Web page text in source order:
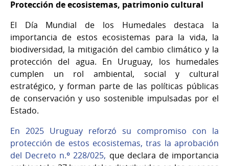
Protección de ecosistemas, patrimonio cultural
El Día Mundial de los Humedales destaca la
importancia de estos ecosistemas para la vida, la
biodiversidad, la mitigación del cambio climático y la
protección del agua. En Uruguay, los humedales
cumplen un rol ambiental, social y cultural
estratégico, y forman parte de las políticas públicas
de conservación y uso sostenible impulsadas por el
Estado.
En 2025 Uruguay reforzó su compromiso con la
protección de estos ecosistemas, tras la aprobación
del Decreto n.º 228/025, que declara de importancia